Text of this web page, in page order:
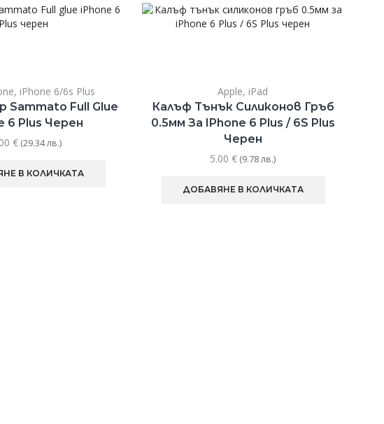
, iPhone 6/6s Plus
Full Glue
6 Plus Черен
€ (29.34 лв.)
В КОЛИЧКАТА
Apple, iPad
Калъф Тънък Силиконов Гръб
0.5мм За IPhone 6 Plus / 6S Plus
Черен
5.00€ (9.78 лв.)
ДОБАВЯНЕ В КОЛИЧКАТА